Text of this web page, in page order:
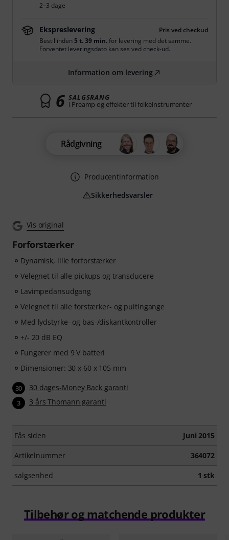
Vis original
Forforstærker
Dynamisk, lille forforstærker
Velegnet til alle pickups og transducere
Lavimpedansudgang
Velegnet til alle forstærker- og pultingange
Med lydstyrke- og bas-/diskantkontroller
+/- 20 dB EQ
Fungerer med 9 V batteri
Dimensioner: 30 x 60 x 105 mm
30 30 dages-Money Back garanti
3 3 års Thomann garanti
Fås siden Juni 2015
Artikelnummer 364072
salgsenhed 1 stk
2–3 dage
Ekspreslevering
Pris ved checkud
Bestil inden5 t. 39 min.for levering med det samme.
Forventet leveringsdato kan ses ved check-ud.
Information om levering
6 SALGSRANG
i Preamp og effekter til folkeinstrumenter
Rådgivning
Producentinformation
Sikkerhedsvarsler
Tilbehør og matchende produkter